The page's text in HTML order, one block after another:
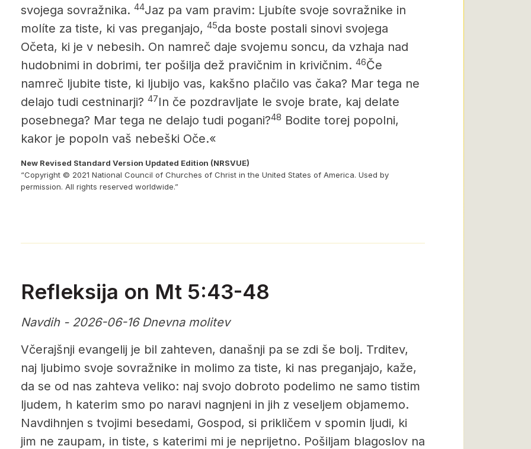
svojega sovražnika. 44Jaz pa vam pravim: Ljubíte svoje sovražnike in
molíte za tiste, ki vas preganjajo, 45da boste postali sinovi svojega
Očeta, ki je v nebesih. On namreč daje svojemu soncu, da vzhaja nad
hudobnimi in dobrimi, ter pošilja dež pravičnim in krivičnim. 46Če
namreč ljubite tiste, ki ljubijo vas, kakšno plačilo vas čaka? Mar tega ne
delajo tudi cestninarji? 47In če pozdravljate le svoje brate, kaj delate
posebnega? Mar tega ne delajo tudi pogani?48 Bodite torej popolni,
kakor je popoln vaš nebeški Oče.«
New Revised Standard Version Updated Edition (NRSVUE)
“Copyright © 2021 National Council of Churches of Christ in the United States of America. Used by
permission. All rights reserved worldwide.”
Refleksija on Mt 5:43-48
Navdih - 2026-06-16 Dnevna molitev
Včerajšnji evangelij je bil zahteven, današnji pa se zdi še bolj. Trditev,
naj ljubimo svoje sovražnike in molimo za tiste, ki nas preganjajo, kaže,
da se od nas zahteva veliko: naj svojo dobroto podelimo ne samo tistim
ljudem, h katerim smo po naravi nagnjeni in jih z veseljem objamemo.
Navdihnjen s tvojimi besedami, Gospod, si prikličem v spomin ljudi, ki
jim ne zaupam, in tiste, s katerimi mi je neprijetno. Pošiljam blagoslov na